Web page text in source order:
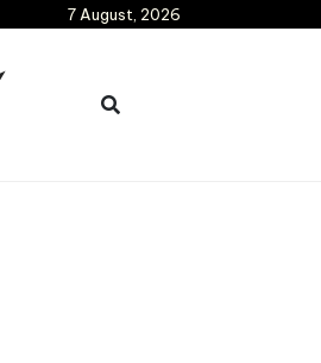
7 August, 2026